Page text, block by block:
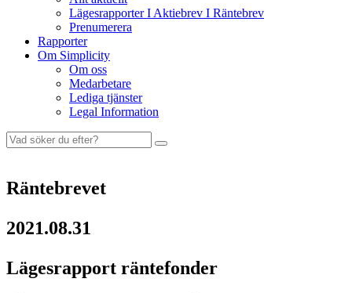
Lägesrapporter I Aktiebrev I Räntebrev
Prenumerera
Rapporter
Om Simplicity
Om oss
Medarbetare
Lediga tjänster
Legal Information
Räntebrevet
2021.08.31
Lägesrapport räntefonder